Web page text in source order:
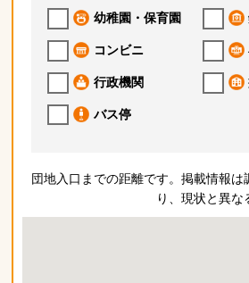
幼稚園・保育園
コンビニ
行政機関
バス停
団地入口までの距離です。掲載情報は
り、現状と異な